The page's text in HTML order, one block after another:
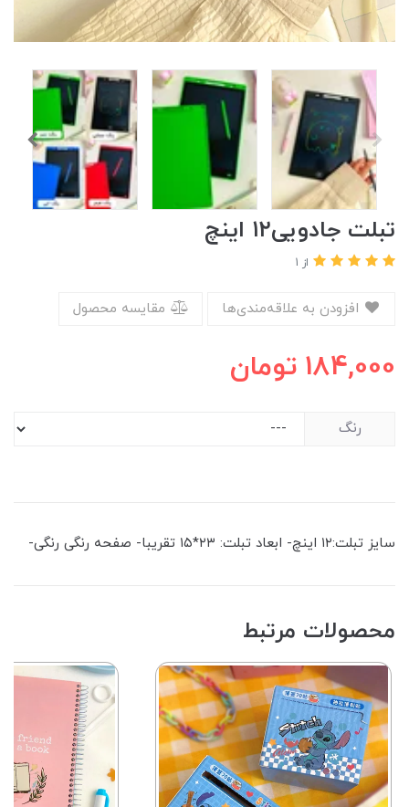
تبلت جادویی۱۲ اینچ
از 1
مقایسه محصول
184,000 تومان
رنگ
سایز تبلت:۱۲ اینچ- ابعاد تبلت: ۲۳*۱۵ تقریبا- صفحه رنگی رنگی-
محصولات مرتبط